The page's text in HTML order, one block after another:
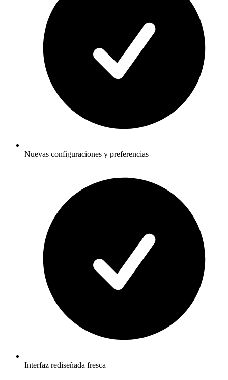
Nuevas configuraciones y preferencias
Interfaz rediseñada fresca